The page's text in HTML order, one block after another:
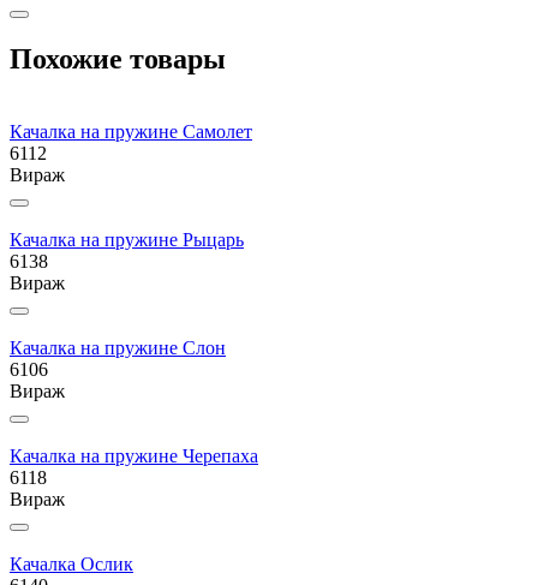
Похожие товары
Качалка на пружине Самолет
6112
Вираж
Качалка на пружине Рыцарь
6138
Вираж
Качалка на пружине Слон
6106
Вираж
Качалка на пружине Черепаха
6118
Вираж
Качалка Ослик